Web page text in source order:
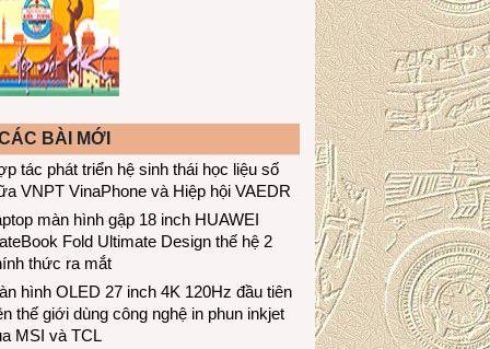
BÀI MỚI
tác phát triển hệ sinh thái học liệu số
VNPT VinaPhone và Hiệp hội VAEDR
màn hình gập 18 inch HUAWEI
Fold Ultimate Design thế hệ 2
thức ra mắt
hình OLED 27 inch 4K 120Hz đầu tiên
thế giới dùng công nghệ in phun inkjet
MSI và TCL